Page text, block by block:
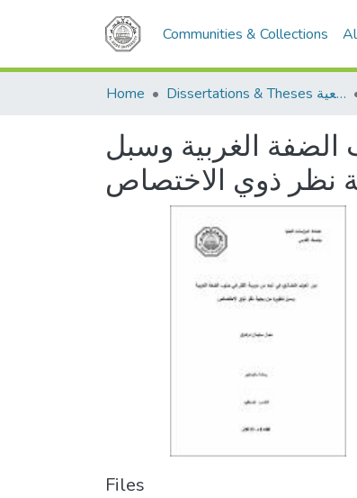
Communities & Collections
Home Dissertations & Theses الرسائل الجامعية
الغربية وسبل
نظر ذوي الاختصاص
Files